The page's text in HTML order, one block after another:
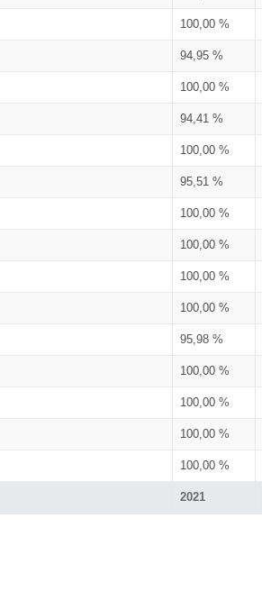
2021
100,00 %
94,95 %
100,00 %
94,41 %
100,00 %
95,51 %
100,00 %
100,00 %
100,00 %
100,00 %
95,98 %
100,00 %
100,00 %
100,00 %
100,00 %